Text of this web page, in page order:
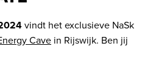
vindt het exclusieve NaSk
Cave in Rijswijk. Ben jij